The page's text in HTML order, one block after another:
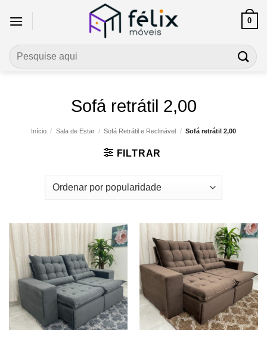
0
Pesquisar
por:
Sofá retrátil 2,00
Início / Sala de Estar / Sofá Retrátil e Reclinável / Sofá retrátil 2,00
FILTRAR